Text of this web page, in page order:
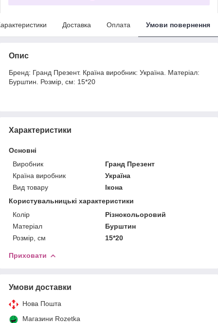
Доставка Оплата Умови повернення
Опис
Бренд: Гранд Презент. Країна виробник: Україна. Матеріал:
Бурштин. Розмір, см: 15*20
Характеристики
Основні
Виробник
Гранд Презент
Країна виробник
Україна
Вид товару
Ікона
Користувальницькі характеристики
Колір
Різнокольоровий
Матеріал
Бурштин
Розмір, см
15*20
Приховати
Умови доставки
Нова Пошта
Магазини Rozetka